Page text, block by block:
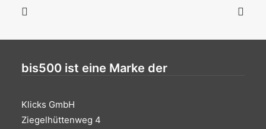
bis500 ist eine Marke der
Klicks GmbH
Ziegelhüttenweg 4